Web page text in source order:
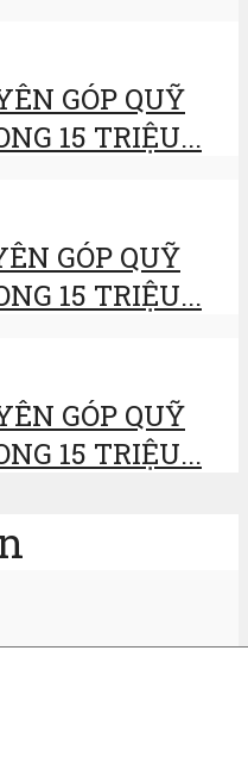
GÓP QUỸ
15 TRIỆU...
GÓP QUỸ
15 TRIỆU...
GÓP QUỸ
15 TRIỆU...